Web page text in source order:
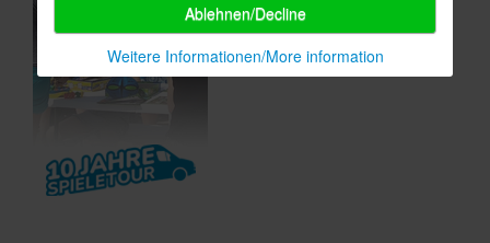
Ablehnen/Decline
Weitere Informationen/More information